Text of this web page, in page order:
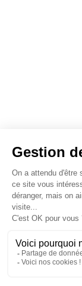
© 2026 École